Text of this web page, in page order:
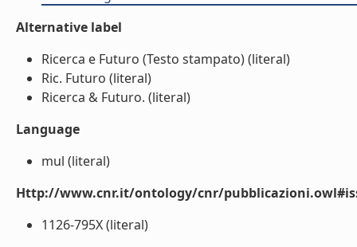
Alternative label
Ricerca e Futuro (Testo stampato) (literal)
Ric. Futuro (literal)
Ricerca & Futuro. (literal)
Language
mul (literal)
Http://www.cnr.it/ontology/cnr/
1126-795X (literal)